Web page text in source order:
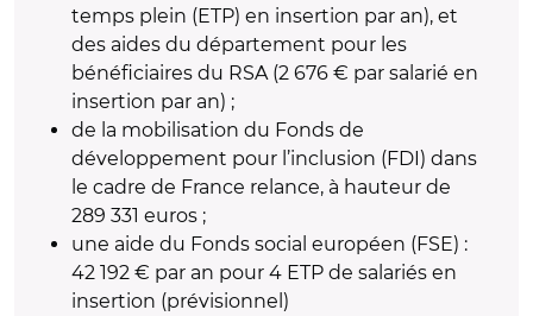
temps plein (ETP) en insertion par an), et
des aides du département pour les
bénéficiaires du RSA (2 676 € par salarié en
insertion par an) ;
de la mobilisation du Fonds de
développement pour l’inclusion (FDI) dans
le cadre de France relance, à hauteur de
289 331 euros ;
une aide du Fonds social européen (FSE) :
42 192 € par an pour 4 ETP de salariés en
insertion (prévisionnel)